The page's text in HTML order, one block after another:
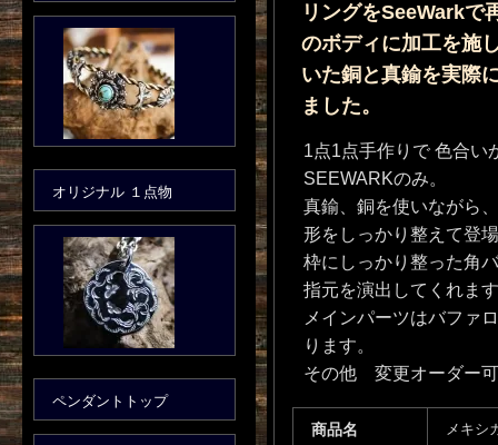
リングをSeeWarkで
のボディに加工を施
いた銅と真鍮を実際
ました。
1点1点手作りで 色合い
SEEWARKのみ。
真鍮、銅を使いながら
形をしっかり整えて登
枠にしっかり整った角
指元を演出してくれま
メインパーツはバファ
ります。
その他 変更オーダー
商品名 メキシ
オリジナル １点物
ペンダントトップ